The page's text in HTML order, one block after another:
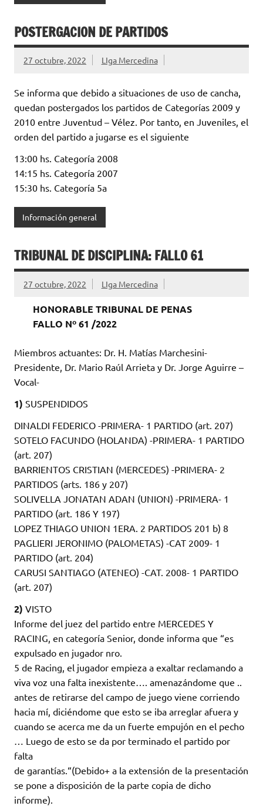
POSTERGACION DE PARTIDOS
27 octubre, 2022 LIga Mercedina
Se informa que debido a situaciones de uso de cancha,
quedan postergados los partidos de Categorías 2009 y
2010 entre Juventud – Vélez. Por tanto, en Juveniles, el
orden del partido a jugarse es el siguiente
13:00 hs. Categoría 2008
14:15 hs. Categoría 2007
15:30 hs. Categoría 5a
Información general
TRIBUNAL DE DISCIPLINA: FALLO 61
27 octubre, 2022 LIga Mercedina
HONORABLE TRIBUNAL DE PENAS
FALLO Nº 61 /2022
Miembros actuantes: Dr. H. Matías Marchesini-
Presidente, Dr. Mario Raúl Arrieta y Dr. Jorge Aguirre –
Vocal-
1) SUSPENDIDOS
DINALDI FEDERICO -PRIMERA- 1 PARTIDO (art. 207)
SOTELO FACUNDO (HOLANDA) -PRIMERA- 1 PARTIDO
(art. 207)
BARRIENTOS CRISTIAN (MERCEDES) -PRIMERA- 2
PARTIDOS (arts. 186 y 207)
SOLIVELLA JONATAN ADAN (UNION) -PRIMERA- 1
PARTIDO (art. 186 Y 197)
LOPEZ THIAGO UNION 1ERA. 2 PARTIDOS 201 b) 8
PAGLIERI JERONIMO (PALOMETAS) -CAT 2009- 1
PARTIDO (art. 204)
CARUSI SANTIAGO (ATENEO) -CAT. 2008- 1 PARTIDO
(art. 207)
2) VISTO
Informe del juez del partido entre MERCEDES Y
RACING, en categoría Senior, donde informa que “es
expulsado en jugador nro.
5 de Racing, el jugador empieza a exaltar reclamando a
viva voz una falta inexistente…. amenazándome que ..
antes de retirarse del campo de juego viene corriendo
hacia mí, diciéndome que esto se iba arreglar afuera y
cuando se acerca me da un fuerte empujón en el pecho
… Luego de esto se da por terminado el partido por
falta
de garantías.“(Debido+ a la extensión de la presentación
se pone a disposición de la parte copia de dicho
informe).